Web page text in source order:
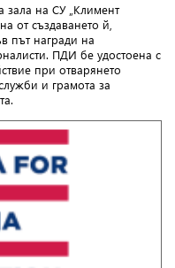
зала на СУ „Климент
от създаването й,
път награди на
ПДИ бе удостоена с
при отварянето
и грамота за